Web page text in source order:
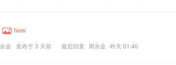
New
金
发布于3 天前 最后回复 周永金 昨天 01:46